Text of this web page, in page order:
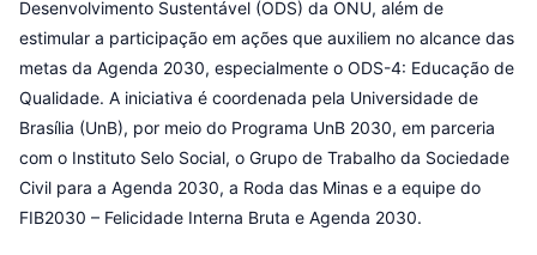
Desenvolvimento Sustentável (ODS) da ONU, além de
estimular a participação em ações que auxiliem no alcance das
metas da Agenda 2030, especialmente o ODS-4: Educação de
Qualidade. A iniciativa é coordenada pela Universidade de
Brasília (UnB), por meio do Programa UnB 2030, em parceria
com o Instituto Selo Social, o Grupo de Trabalho da Sociedade
Civil para a Agenda 2030, a Roda das Minas e a equipe do
FIB2030 – Felicidade Interna Bruta e Agenda 2030.